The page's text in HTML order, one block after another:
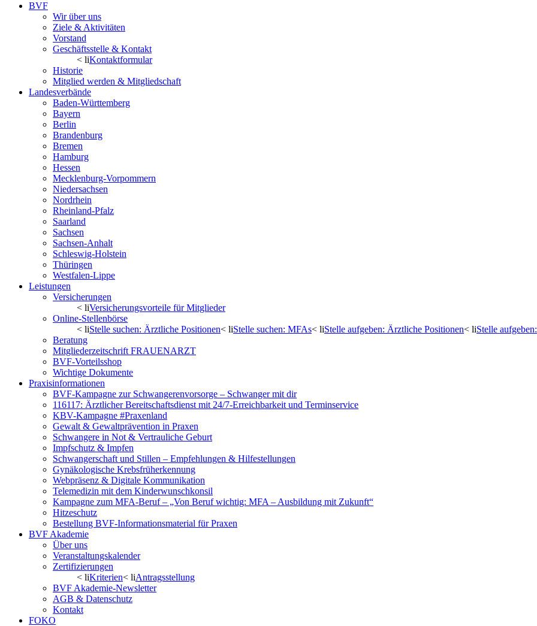
BVF
Wir über uns
Ziele & Aktivitäten
Vorstand
Geschäftsstelle & Kontakt
< liKontaktformular
Historie
Mitglied werden & Mitgliedschaft
Landesverbände
Baden-Württemberg
Bayern
Berlin
Brandenburg
Bremen
Hamburg
Hessen
Mecklenburg-Vorpommern
Niedersachsen
Nordrhein
Rheinland-Pfalz
Saarland
Sachsen
Sachsen-Anhalt
Schleswig-Holstein
Thüringen
Westfalen-Lippe
Leistungen
Versicherungen
< liVersicherungsvorteile für Mitglieder
Online-Stellenbörse
< liStelle suchen: Ärztliche Positionen< liStelle suchen: MFAs< liStelle aufgeben: Ärztliche Positionen< liStelle
Beratung
Mitgliederzeitschrift FRAUENARZT
BVF-Vorteilsshop
Wichtige Dokumente
Praxisinformationen
BVF-Kampagne zur Schwangerenvorsorge – Schwanger mit dir
116117: Ärztlicher Bereitschaftsdienst mit 24/7-Erreichbarkeit und Terminservice
KBV-Kampagne #Praxenland
Gewalt & Gewaltprävention in Praxen
Schwangere in Not & Vertrauliche Geburt
Impfschutz & Impfen
Schwangerschaft und Stillen – Empfehlungen & Hilfestellungen
Gynäkologische Krebsfrüherkennung
Webpräsenz & Digitale Kommunikation
Telemedizin mit dem Kinderwunschkonsil
Kampagne zum MFA-Beruf – „Von Beruf wichtig: MFA – Ausbildung mit Zukunft“
Hitzeschutz
Bestellung BVF-Informationsmaterial für Praxen
BVF Akademie
Über uns
Veranstaltungskalender
Zertifizierungen
< liKriterien< liAntragsstellung
BVF Akademie-Newsletter
AGB & Datenschutz
Kontakt
FOKO